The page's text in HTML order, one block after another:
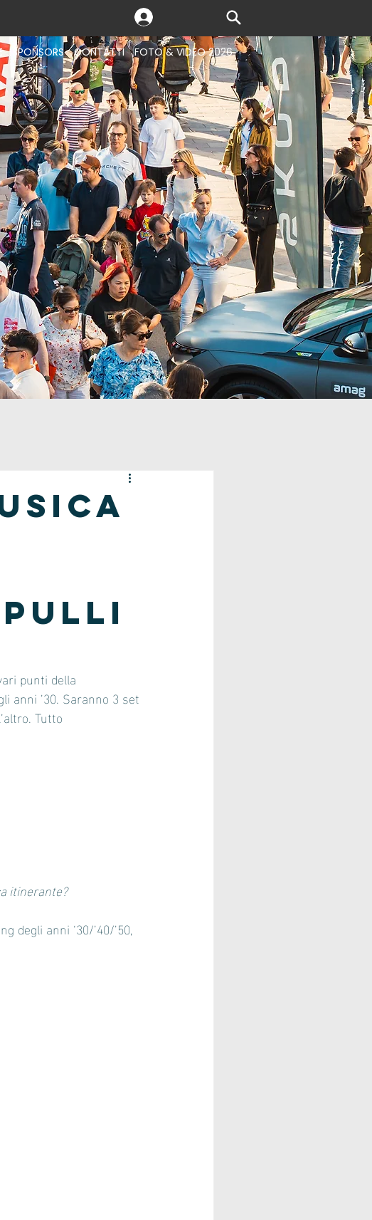
SPONSORS CONTATTI FOTO & VIDEO 2026
punti della
anni ’30. Saranno 3 set
Tutto
itinerante?
degli anni ‘30/’40/’50,